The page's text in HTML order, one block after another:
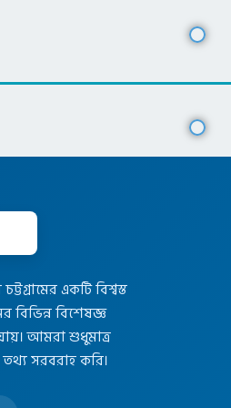
একটি বিশ্বস্ত
বিভিন্ন বিশেষজ্ঞ
আমরা শুধুমাত্র
সরবরাহ করি।